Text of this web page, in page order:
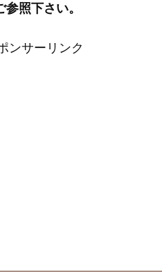
照下さい。
ンサーリンク